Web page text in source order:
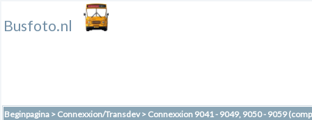
Busfoto.nl
Beginpagina > Connexxion/Transdev> Connexxion 9041 - 9049, 9050 - 9059